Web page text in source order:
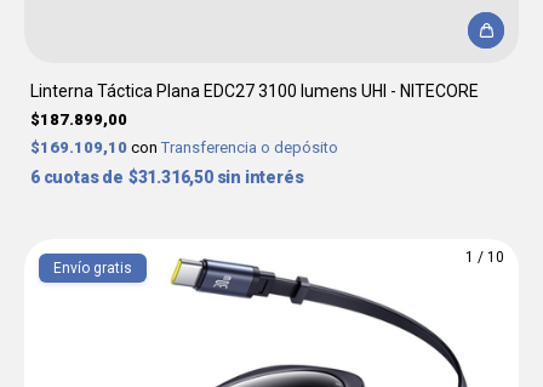
Linterna Táctica Plana EDC27 3100 lumens UHI - NITECORE
$187.899,00
$169.109,10 con Transferencia o depósito
6 $31.316,50 sin interés
1 / 10
Envío gratis